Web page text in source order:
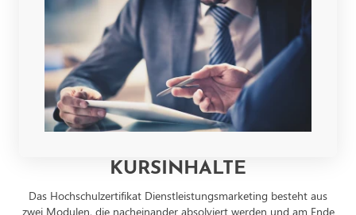
KURSINHALTE
Das Hochschulzertifikat Dienstleistungsmarketing besteht aus
zwei Modulen, die nacheinander absolviert werden und am Ende